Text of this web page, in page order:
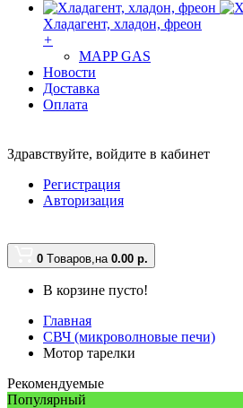
Хладагент, хладон, фреон
+
MAPP GAS
Новости
Доставка
Оплата
Здравствуйте, войдите в кабинет
Регистрация
Авторизация
0 Tоваров,на 0.00 р.
В корзине пусто!
Главная
СВЧ (микроволновые печи)
Мотор тарелки
Рекомендуемые
Популярный